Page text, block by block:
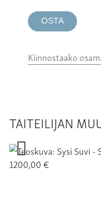
OSTA
Kiinnostaako
TAITEILIJAN
1200,00 €